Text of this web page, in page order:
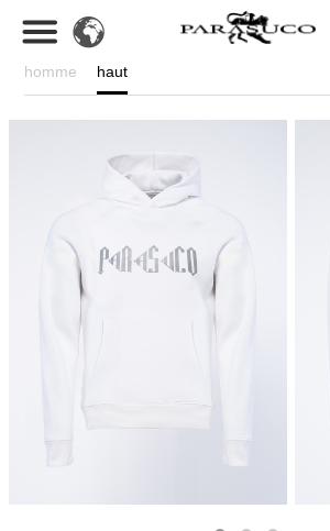
homme haut